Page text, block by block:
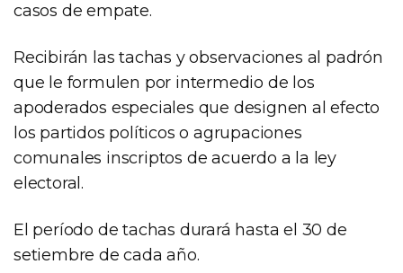
casos de empate.
Recibirán las tachas y observaciones al padrón
que le formulen por intermedio de los
apoderados especiales que designen al efecto
los partidos políticos o agrupaciones
comunales inscriptos de acuerdo a la ley
electoral.
El período de tachas durará hasta el 30 de
setiembre de cada año.